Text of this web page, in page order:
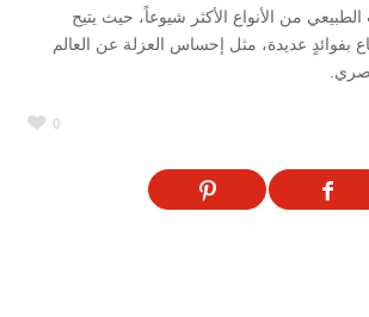
الطبيعي من الأنواع الأكثر شيوعاً، حيث يتيح
بفوائدٍ عديدة، مثل إحساس العزلة عن العالم
0